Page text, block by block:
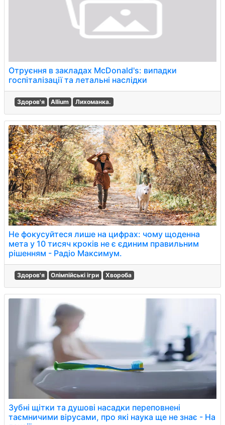
Отруєння в закладах McDonald's: випадки
госпіталізації та летальні наслідки
Здоров'я Allium Лихоманка.
Не фокусуйтеся лише на цифрах: чому щоденна
мета у 10 тисяч кроків не є єдиним правильним
рішенням - Радіо Максимум.
Здоров'я Олімпійські ігри Хвороба
Зубні щітки та душові насадки переповнені
таємничими вірусами, про які наука ще не знає - На